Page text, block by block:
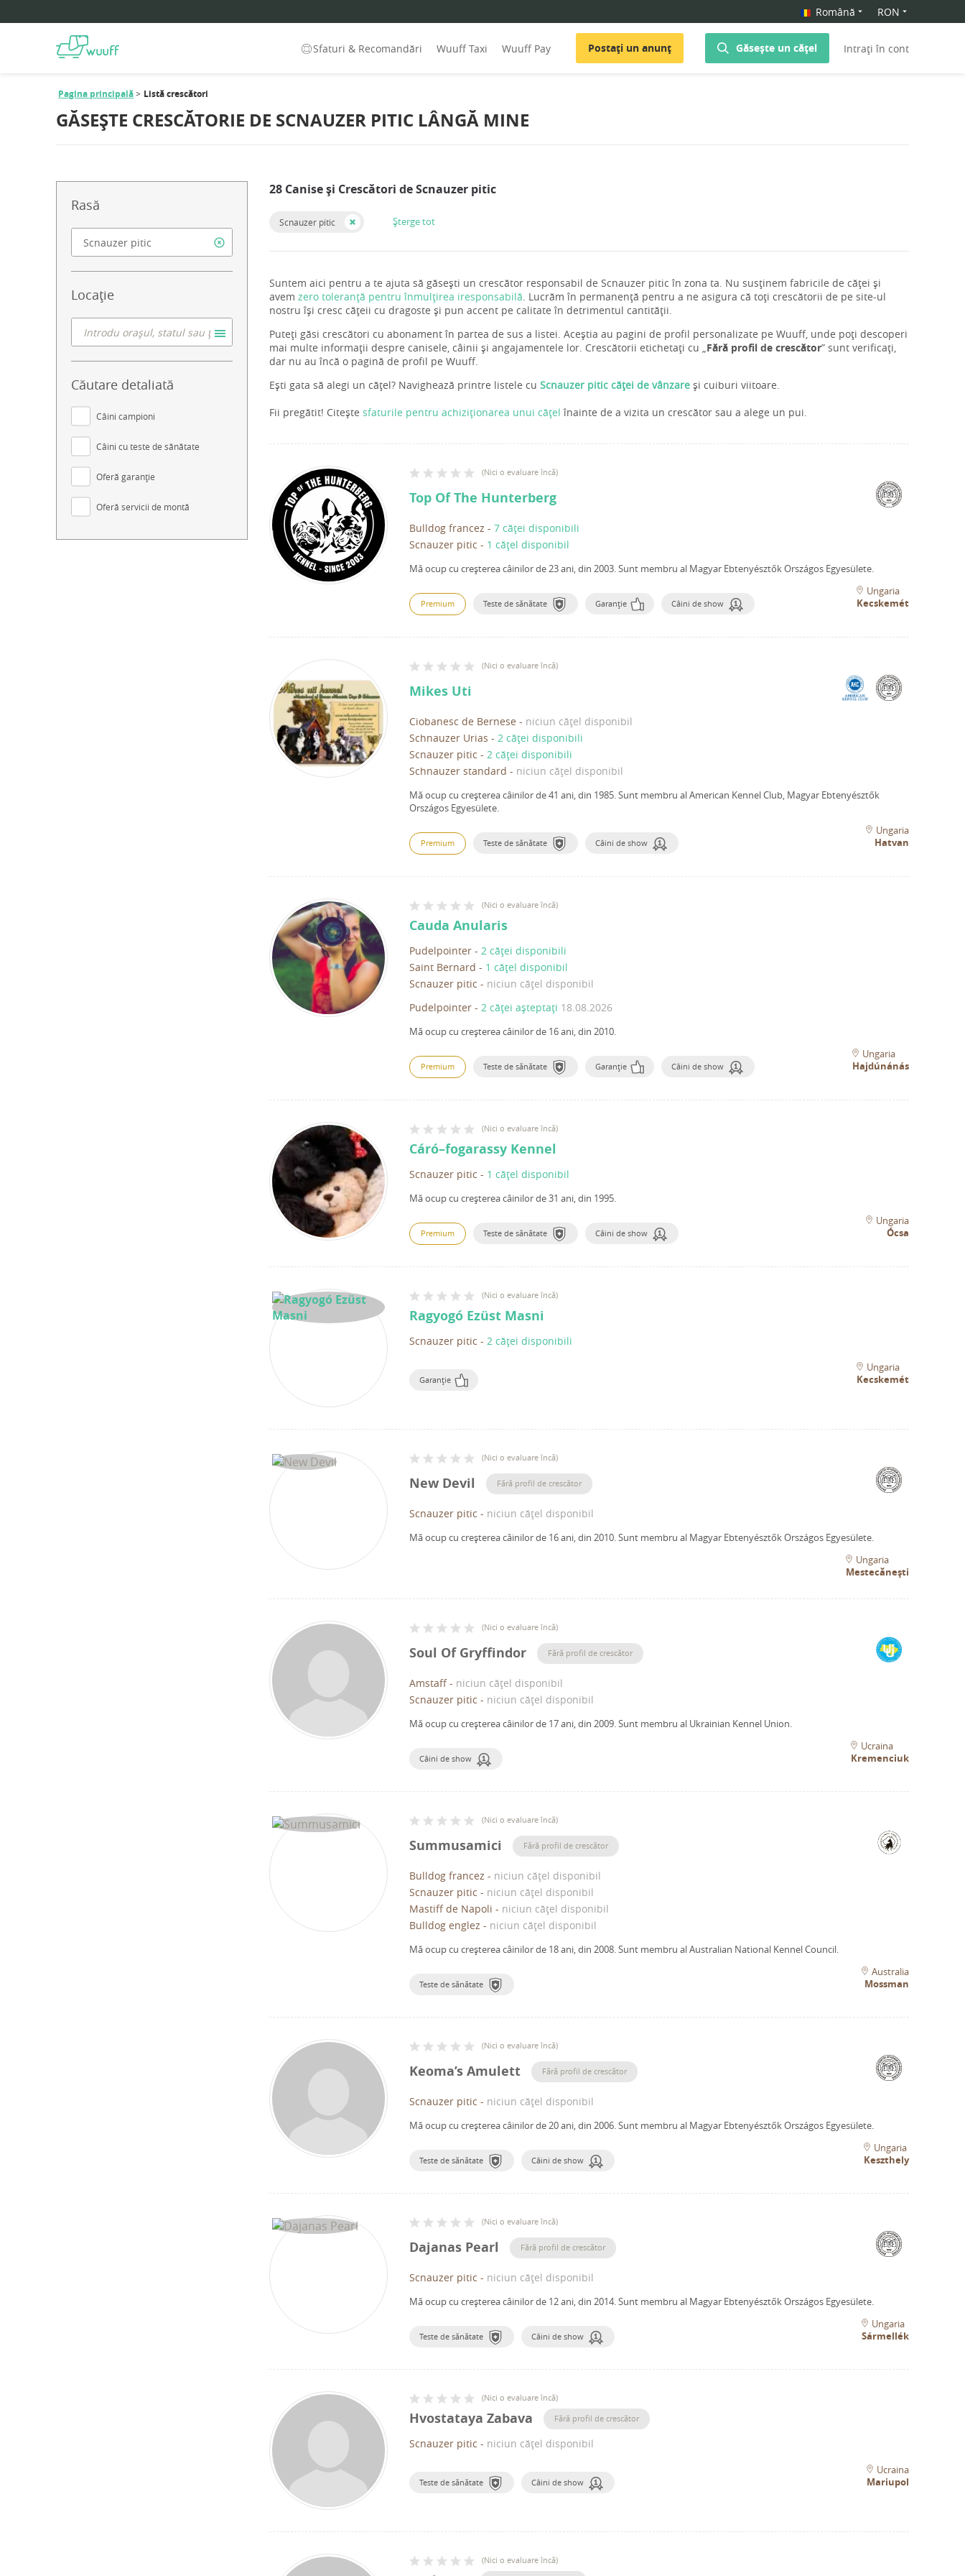
Română RON
Sfaturi & Recomandări Wuuff Taxi Wuuff Pay Postați un anunț Găsește un cățel Intrați în cont
Pagina principală Listă crescători
GĂSEȘTE CRESCĂTORIE DE SCNAUZER PITIC LÂNGĂ MINE
Rasă
Locație
Căutare detaliată
Câini campioni
Câini cu teste de sănătate
Oferă garanție
Oferă servicii de montă
28 Canise și Crescători de Scnauzer pitic
Scnauzer pitic Șterge tot
Suntem aici pentru a te ajuta să găsești un crescător responsabil de Scnauzer pitic în zona ta. Nu susținem fabricile de căței și
avem zero toleranță pentru înmulțirea iresponsabilă. Lucrăm în permanență pentru a ne asigura că toți crescătorii de pe site-ul
nostru își cresc cățeii cu dragoste și pun accent pe calitate în detrimentul cantității.
Puteți găsi crescători cu abonament în partea de sus a listei. Aceștia au pagini de profil personalizate pe Wuuff, unde poți descoperi
mai multe informații despre canisele, câinii și angajamentele lor. Crescătorii etichetați cu „Fără profil de crescător” sunt verificați,
dar nu au încă o pagină de profil pe Wuuff.
Ești gata să alegi un cățel? Navighează printre listele cu Scnauzer pitic căței de vânzare și cuiburi viitoare.
Fii pregătit! Citește sfaturile pentru achiziționarea unui cățel înainte de a vizita un crescător sau a alege un pui.
(Nici o evaluare încă)
Top Of The Hunterberg
Bulldog francez - 7 căței disponibili
Scnauzer pitic - 1 cățel disponibil
Mă ocup cu creșterea câinilor de 23 ani, din 2003.Sunt membru al Magyar Ebtenyésztők Országos Egyesülete.
Premium Teste de sănătate Garanție Câini de show
Ungaria
Kecskemét
(Nici o evaluare încă)
Mikes Uti
Ciobanesc de Bernese - niciun cățel disponibil
Schnauzer Urias - 2 căței disponibili
Scnauzer pitic - 2 căței disponibili
Schnauzer standard - niciun cățel disponibil
Mă ocup cu creșterea câinilor de 41 ani, din 1985.Sunt membru al American Kennel Club, Magyar Ebtenyésztők
Országos Egyesülete.
Premium Teste de sănătate Câini de show
Ungaria
Hatvan
(Nici o evaluare încă)
Cauda Anularis
Pudelpointer - 2 căței disponibili
Saint Bernard - 1 cățel disponibil
Scnauzer pitic - niciun cățel disponibil
Pudelpointer - 2 căței așteptați 18.08.2026
Mă ocup cu creșterea câinilor de 16 ani, din 2010.
Premium Teste de sănătate Garanție Câini de show
Ungaria
Hajdúnánás
(Nici o evaluare încă)
Cáró–fogarassy Kennel
Scnauzer pitic - 1 cățel disponibil
Mă ocup cu creșterea câinilor de 31 ani, din 1995.
Premium Teste de sănătate Câini de show
Ungaria
Ócsa
(Nici o evaluare încă)
Ragyogó Ezüst Masni
Scnauzer pitic - 2 căței disponibili
Garanție
Ungaria
Kecskemét
(Nici o evaluare încă)
New Devil Fără profil de crescător
Scnauzer pitic - niciun cățel disponibil
Mă ocup cu creșterea câinilor de 16 ani, din 2010.Sunt membru al Magyar Ebtenyésztők Országos Egyesülete.
Ungaria
Mestecănești
(Nici o evaluare încă)
Soul Of Gryffindor Fără profil de crescător
Amstaff- niciun cățel disponibil
Scnauzer pitic - niciun cățel disponibil
Mă ocup cu creșterea câinilor de 17 ani, din 2009.Sunt membru al Ukrainian Kennel Union.
Câini de show
Ucraina
Kremenciuk
(Nici o evaluare încă)
Summusamici Fără profil de crescător
Bulldog francez - niciun cățel disponibil
Scnauzer pitic - niciun cățel disponibil
Mastiff de Napoli - niciun cățel disponibil
Bulldog englez - niciun cățel disponibil
Mă ocup cu creșterea câinilor de 18 ani, din 2008.Sunt membru al Australian National Kennel Council.
Teste de sănătate
Australia
Mossman
(Nici o evaluare încă)
Keoma’s Amulett Fără profil de crescător
Scnauzer pitic - niciun cățel disponibil
Mă ocup cu creșterea câinilor de 20 ani, din 2006.Sunt membru al Magyar Ebtenyésztők Országos Egyesülete.
Teste de sănătate Câini de show
Ungaria
Keszthely
(Nici o evaluare încă)
Dajanas Pearl Fără profil de crescător
Scnauzer pitic - niciun cățel disponibil
Mă ocup cu creșterea câinilor de 12 ani, din 2014.Sunt membru al Magyar Ebtenyésztők Országos Egyesülete.
Teste de sănătate Câini de show
Ungaria
Sármellék
(Nici o evaluare încă)
Hvostataya Zabava Fără profil de crescător
Scnauzer pitic - niciun cățel disponibil
Teste de sănătate Câini de show
Ucraina
Mariupol
(Nici o evaluare încă)